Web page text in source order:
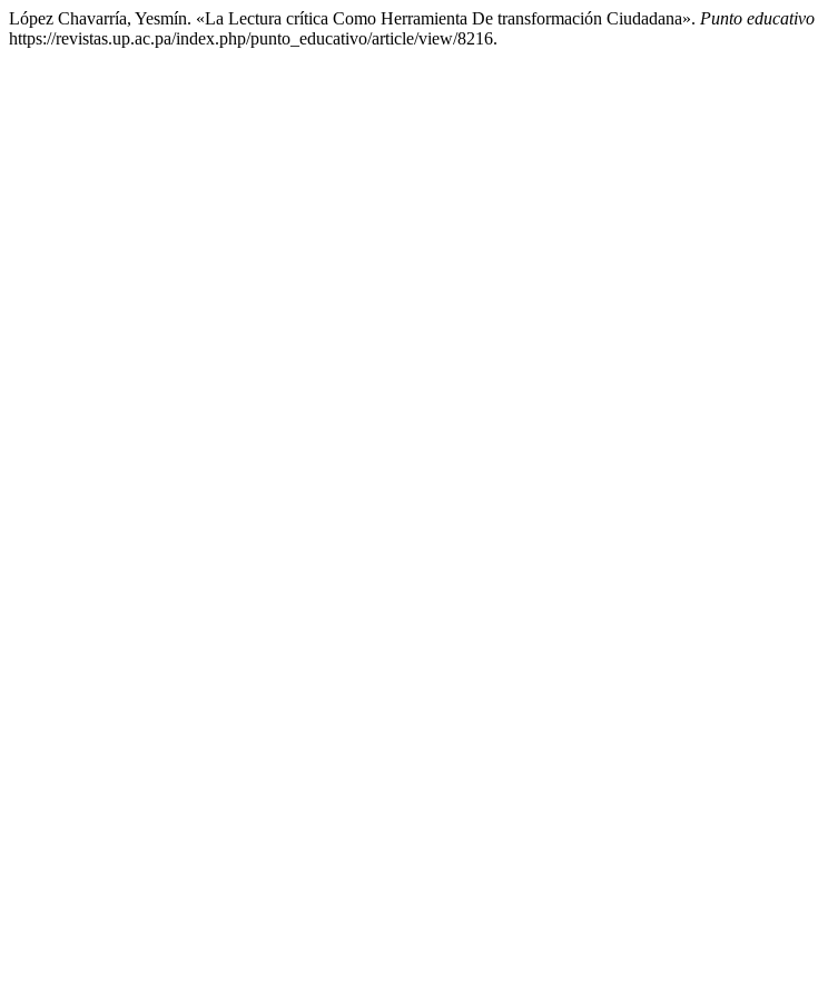
López Chavarría, Yesmín. «La Lectura crítica Como Herramienta De transformación Ciudadana». Punto educativo
https://revistas.up.ac.pa/index.php/punto_educativo/article/view/8216.